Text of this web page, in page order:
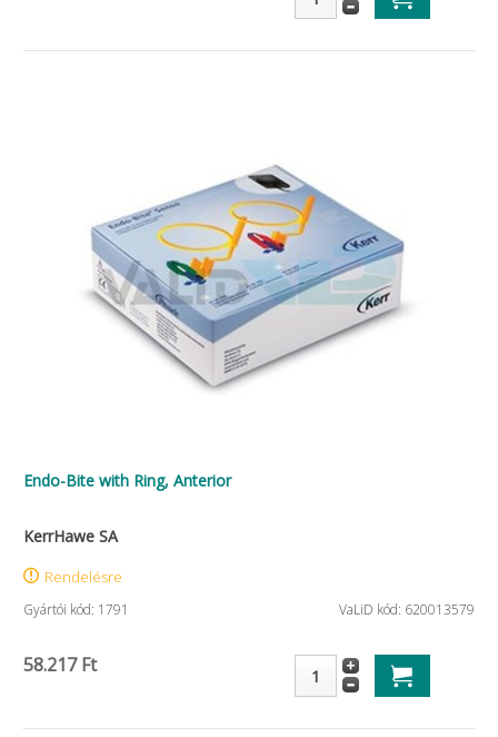
Endo-Bite with Ring, Anterior
KerrHawe SA
Rendelésre
Gyártói kód: 1791 VaLiD kód: 620013579
58.217 Ft